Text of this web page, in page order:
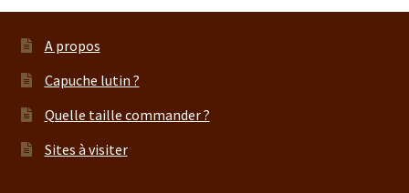
A propos
Capuche lutin ?
Quelle taille commander ?
Sites à visiter